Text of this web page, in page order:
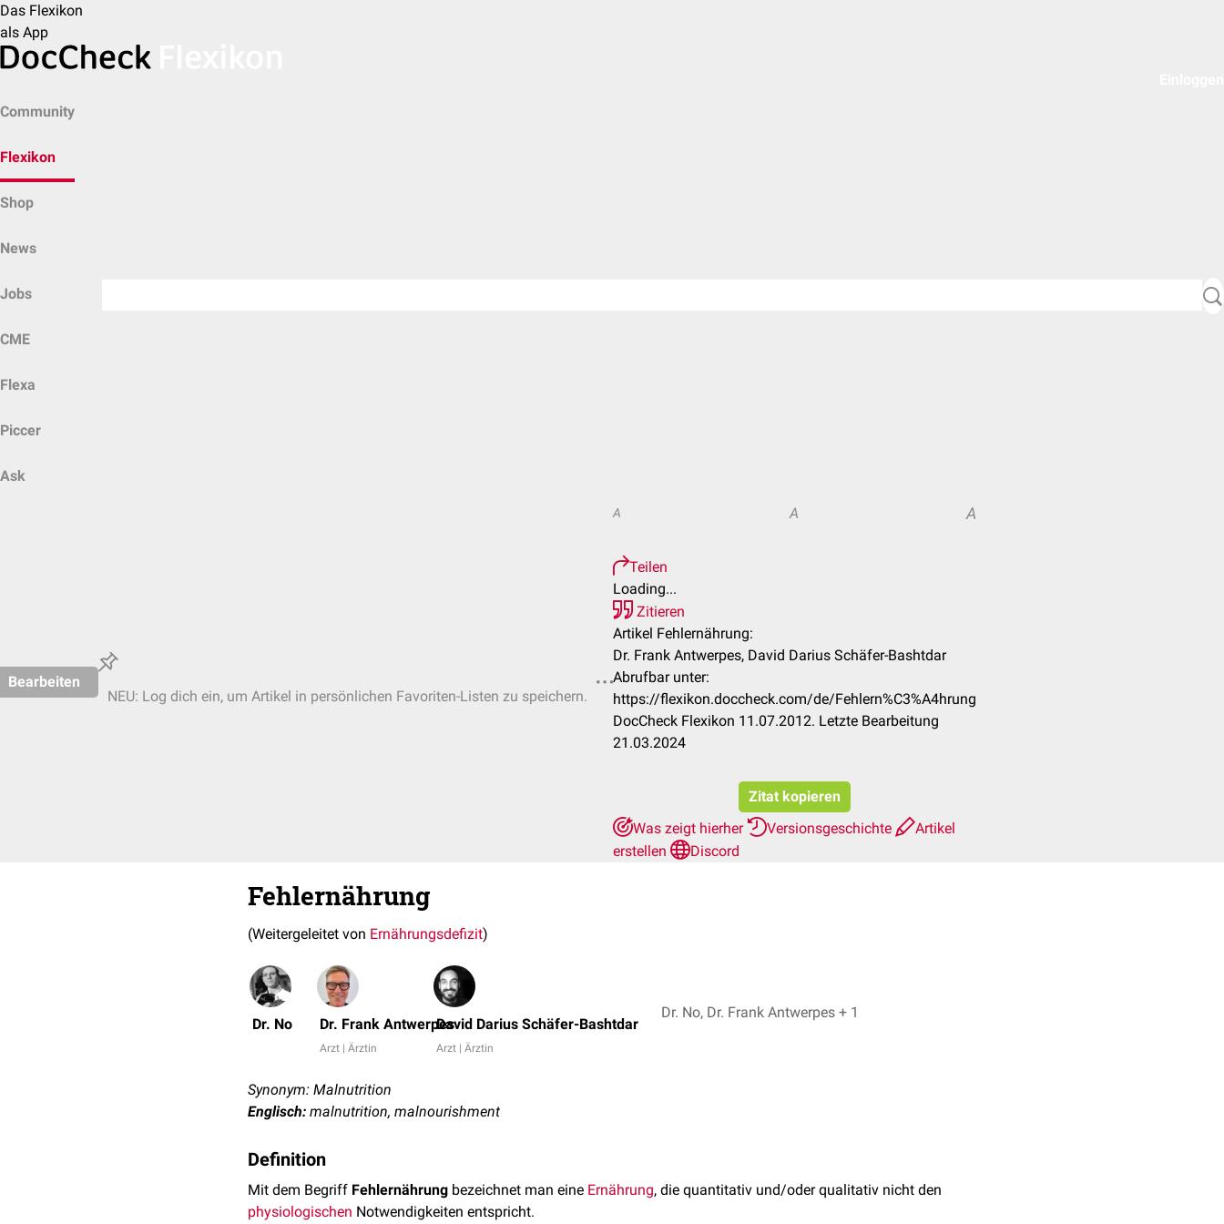
Das Flexikon
als App
Community
Flexikon
Shop
News
Jobs
CME
Flexa
Piccer
Ask
Bearbeiten
NEU: Log dich ein, um Artikel in persönlichen Favoriten-Listen zu speichern.
A A A
Teilen
Loading...
Zitieren
Artikel Fehlernährung:
Dr. Frank Antwerpes, David Darius Schäfer-Bashtdar
Abrufbar unter:
https://flexikon.doccheck.com/de/Fehlern%C3%A4hrung
DocCheck Flexikon 11.07.2012. Letzte Bearbeitung
21.03.2024
Zitat kopieren
Was zeigt hierher
Versionsgeschichte
Artikel
erstellen
Discord
Fehlernährung
(Weitergeleitet von Ernährungsdefizit)
Dr. No Dr. Frank Antwerpes
Arzt | Ärztin
David Darius Schäfer-Bashtdar
Arzt | Ärztin
Dr. No, Dr. Frank Antwerpes + 1
Synonym: Malnutrition
Englisch: malnutrition, malnourishment
Definition
Mit dem Begriff Fehlernährung bezeichnet man eine Ernährung, die quantitativ und/oder qualitativ nicht den
physiologischen Notwendigkeiten entspricht.